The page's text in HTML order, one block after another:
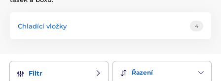
Chladící vložky 4
Filtr Řazení